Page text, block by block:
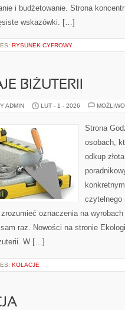
i budżetowanie. Strona
wskazówki. […]
RYSUNEK CYFROWY
BIŻUTERII
ADMIN LUT - 1 - 2026
Strona
osobach,
odkup
czytelnego
oznaczenia na
raz. Nowości na stronie
W […]
KOLACJE